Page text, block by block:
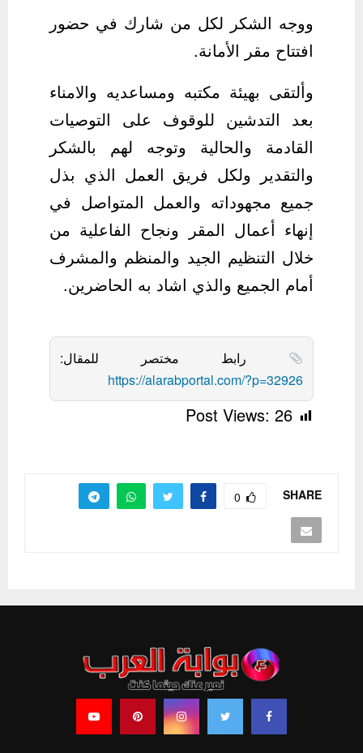
ووجه الشكر لكل من شارك في حضور
افتتاح مقر الأمانة.
وألتقى بهيئة مكتبه ومساعديه والامناء
بعد التدشين للوقوف على التوصيات
القادمة والحالية وتوجه لهم بالشكر
والتقدير ولكل فريق العمل الذي بذل
جميع مجهوداته والعمل المتواصل في
إنهاء أعمال المقر ونجاح الفاعلية من
خلال التنظيم الجيد والمنظم والمشرف
أمام الجميع والذي اشاد به الحاضرين.
رابط مختصر للمقال:
https://alarabportal.com/?p=32926
Post Views: 26
SHARE
0